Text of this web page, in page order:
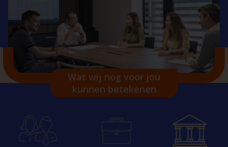
Wat wij nog voor jou
kunnen betekenen